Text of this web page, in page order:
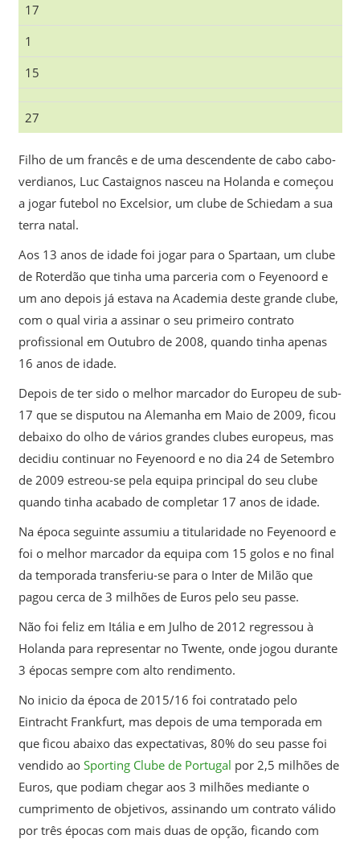
17
1
15
27
Filho de um francês e de uma descendente de cabo cabo-
verdianos, Luc Castaignos nasceu na Holanda e começou
a jogar futebol no Excelsior, um clube de Schiedam a sua
terra natal.
Aos 13 anos de idade foi jogar para o Spartaan, um clube
de Roterdão que tinha uma parceria com o Feyenoord e
um ano depois já estava na Academia deste grande clube,
com o qual viria a assinar o seu primeiro contrato
profissional em Outubro de 2008, quando tinha apenas
16 anos de idade.
Depois de ter sido o melhor marcador do Europeu de sub-
17 que se disputou na Alemanha em Maio de 2009, ficou
debaixo do olho de vários grandes clubes europeus, mas
decidiu continuar no Feyenoord e no dia 24 de Setembro
de 2009 estreou-se pela equipa principal do seu clube
quando tinha acabado de completar 17 anos de idade.
Na época seguinte assumiu a titularidade no Feyenoord e
foi o melhor marcador da equipa com 15 golos e no final
da temporada transferiu-se para o Inter de Milão que
pagou cerca de 3 milhões de Euros pelo seu passe.
Não foi feliz em Itália e em Julho de 2012 regressou à
Holanda para representar no Twente, onde jogou durante
3 épocas sempre com alto rendimento.
No inicio da época de 2015/16 foi contratado pelo
Eintracht Frankfurt, mas depois de uma temporada em
que ficou abaixo das expectativas, 80% do seu passe foi
vendido ao Sporting Clube de Portugal por 2,5 milhões de
Euros, que podiam chegar aos 3 milhões mediante o
cumprimento de objetivos, assinando um contrato válido
por três épocas com mais duas de opção, ficando com